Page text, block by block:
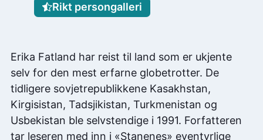
Erika Fatland har reist til land som er ukjente
selv for den mest erfarne globetrotter. De
tidligere sovjetrepublikkene Kasakhstan,
Kirgisistan, Tadsjikistan, Turkmenistan og
Usbekistan ble selvstendige i 1991. Forfatteren
tar leseren med inn i «Stanenes» eventyrlige
Rikt persongalleri